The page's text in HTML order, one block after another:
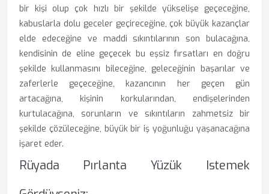
bir kişi olup çok hızlı bir şekilde yükselişe geçeceğine,
kabuslarla dolu geceler geçireceğine, çok büyük kazançlar
elde edeceğine ve maddi sıkıntılarının son bulacağına,
kendisinin de eline geçecek bu eşsiz fırsatları en doğru
şekilde kullanmasını bileceğine, geleceğinin başarılar ve
zaferlerle geçeceğine, kazancının her geçen gün
artacağına, kişinin korkularından, endişelerinden
kurtulacağına, sorunların ve sıkıntıların zahmetsiz bir
şekilde çözüleceğine, büyük bir iş yoğunluğu yaşanacağına
işaret eder.
Rüyada Pırlanta Yüzük Istemek